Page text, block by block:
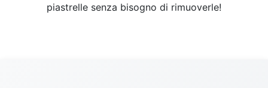
piastrelle senza bisogno di rimuoverle!